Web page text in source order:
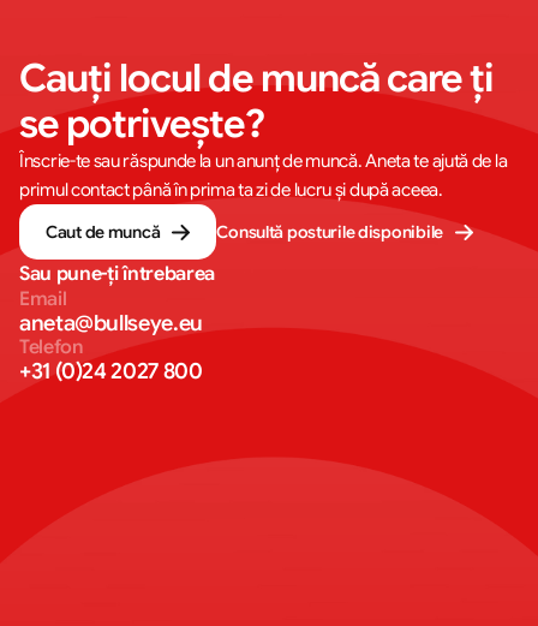
Cauți locul de muncă care ți
se potrivește?
Înscrie-te sau răspunde la un anunț de muncă. Aneta te ajută de la
primul contact până în prima ta zi de lucru și după aceea.
Caut de muncă
Consultă posturile disponibile
Sau pune-ți întrebarea
Email
aneta@bullseye.eu
Telefon
+31 (0)24 2027 800